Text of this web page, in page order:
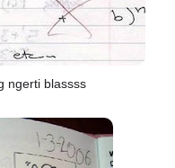
ngerti blassss